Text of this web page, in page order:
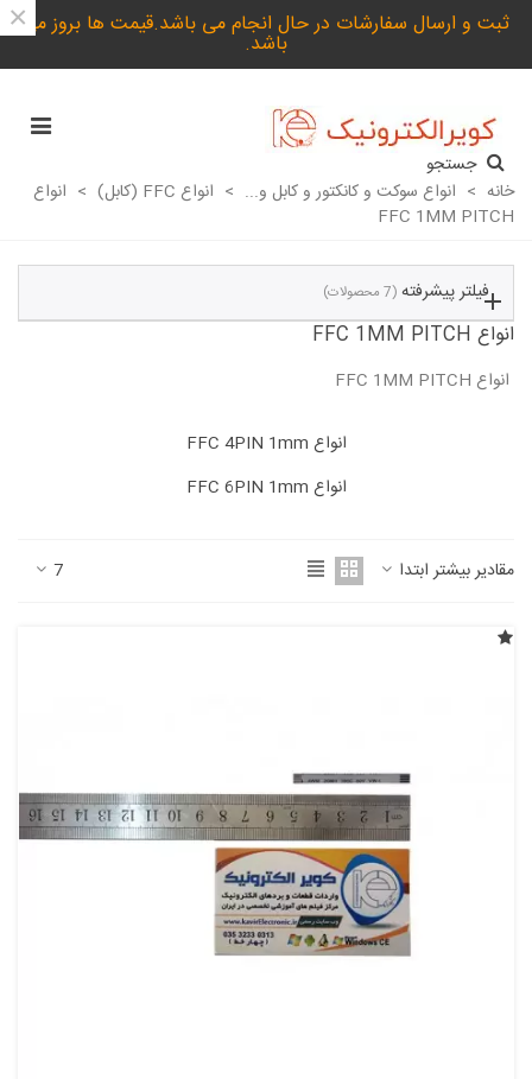
ثبت و ارسال سفارشات در حال انجام می باشد.قیمت ها بروز می
باشد.
×
جستجو
خانه > انواع سوکت و کانکتور و کابل و... > انواع FFC (کابل) > انواع
FFC 1MM PITCH
فیلتر پیشرفته (7 محصولات)
انواع FFC 1MM PITCH
انواع FFC 1MM PITCH
ادامه مطلب انواع FFC 4PIN 1mm
انواع FFC 6PIN 1mm
مقادیر بیشتر ابتدا 7